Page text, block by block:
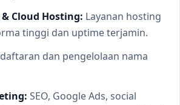
Cloud Hosting: Layanan hosting
tinggi dan uptime terjamin.
dan pengelolaan nama
SEO, Google Ads, social